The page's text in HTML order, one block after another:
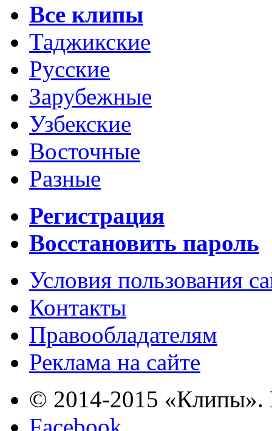
Все клипы
Таджикские
Русские
Зарубежные
Узбекские
Восточные
Разные
Регистрация
Восстановить пароль
Условия пользования
Контакты
Правообладателям
Реклама на сайте
© 2014-2015 «Клипы».